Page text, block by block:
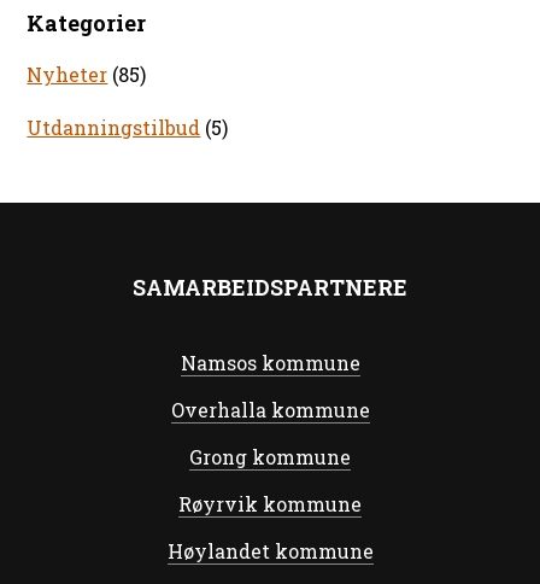
Kategorier
Nyheter (85)
Utdanningstilbud (5)
SAMARBEIDSPARTNERE
Namsos kommune
Overhalla kommune
Grong kommune
Røyrvik kommune
Høylandet kommune